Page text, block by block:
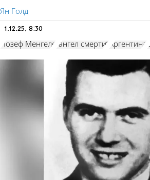
Ян Голд
1.12.25, 8:30
Йозеф Менгеле "ангел смерти" Аргентина